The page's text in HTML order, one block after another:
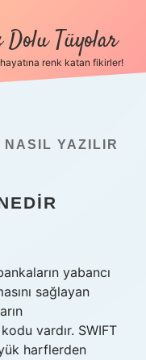
Dolu Tüyolar
renk katan fikirler!
NASIL YAZILIR
yabancı
sağlayan
vardır. SWIFT
harflerden